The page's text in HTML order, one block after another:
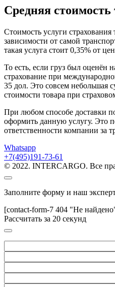
Средняя стоимость
Стоимость услуги страхования
зависимости от самой
такая услуга стоит 0,35% от
То есть, если груз был оценён
страхование при
35 дол. Это совсем небольшая
стоимости товара при
При любом способе доставки
оформить данную услугу. Это
ответственности компании за
Whatsapp
+7(495)191-73-61
© 2022. INTERCARGO. Все
Заполните форму и наш
[contact-form-7 404 "Не
Рассчитать за 20 секунд